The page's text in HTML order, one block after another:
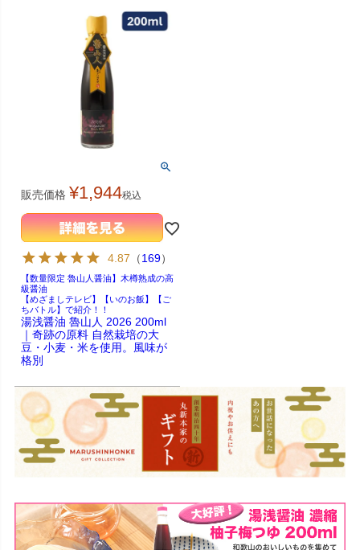
販売価格 ¥1,944税込
4.87 （169）
【数量限定 魯山人醤油】木樽熟成の高
級醤油
【めざましテレビ】【いのお飯】【ご
ちバトル】で紹介！！
湯浅醤油 魯山人 2026 200ml
｜奇跡の原料 自然栽培の大
豆・小麦・米を使用。風味が
格別